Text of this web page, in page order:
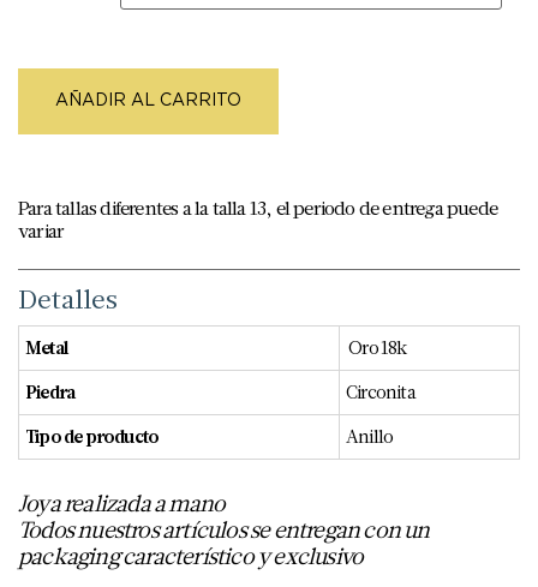
AÑADIR AL CARRITO
Para tallas diferentes a la talla 13, el periodo de entrega puede
variar
Detalles
Metal
Oro 18k
Piedra
Circonita
Tipo de producto
Anillo
Joya realizada a mano
Todos nuestros artículos se entregan con un
packaging característico y exclusivo